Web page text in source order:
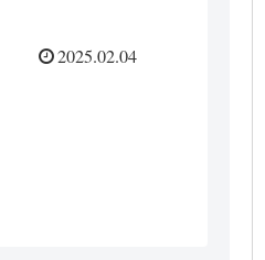
2025.02.04